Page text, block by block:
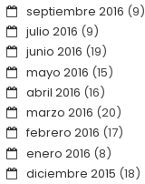
septiembre 2016 (9)
julio 2016 (9)
junio 2016 (19)
mayo 2016 (15)
abril 2016 (16)
marzo 2016 (20)
febrero 2016 (17)
enero 2016 (8)
diciembre 2015 (18)